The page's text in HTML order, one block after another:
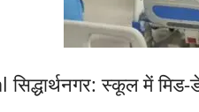
स्कूल में मिड-